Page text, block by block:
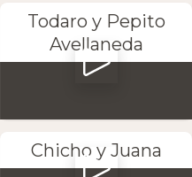
Todaro y Pepito
Avellaneda
Chicho y Juana